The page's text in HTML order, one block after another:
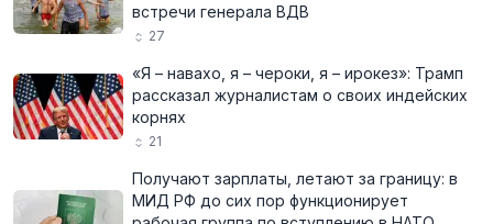
встречи генерала ВДВ
27
«Я – навахо, я – чероки, я – ирокез»: Трамп
рассказал журналистам о своих индейских
корнях
21
Получают зарплаты, летают за границу: в
МИД РФ до сих пор функционирует